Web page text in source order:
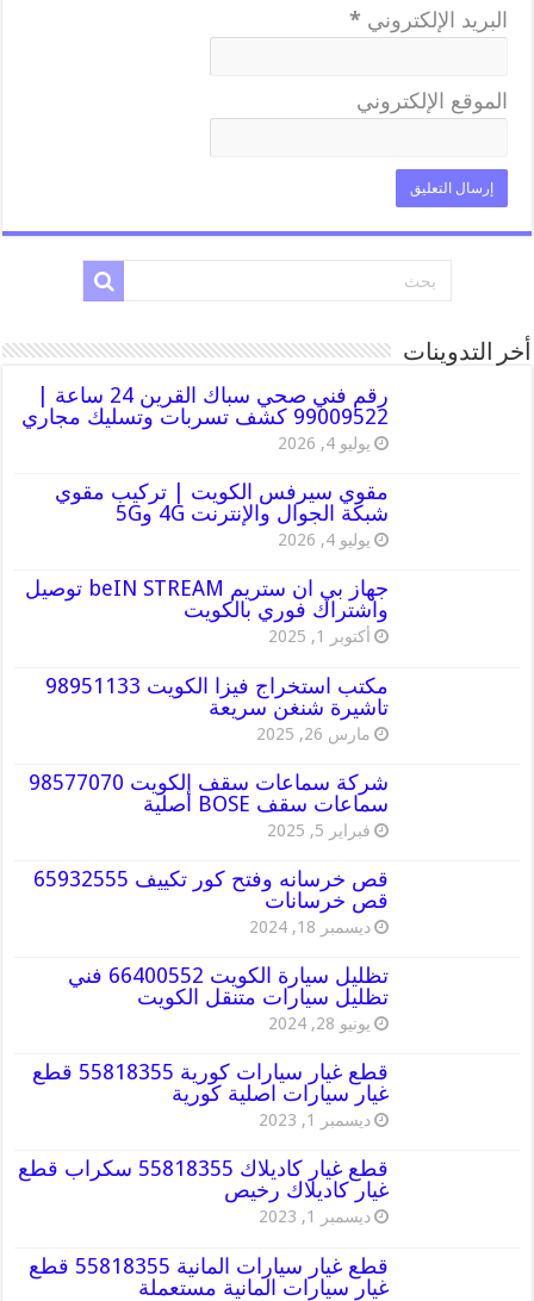
البريد الإلكتروني *
الموقع الإلكتروني
أخر التدوينات
رقم فني صحي سباك القرين 24 ساعة |
99009522 كشف تسربات وتسليك مجاري
يوليو 4, 2026
مقوي سيرفس الكويت | تركيب مقوي
شبكة الجوال والإنترنت 4G و5G
يوليو 4, 2026
جهاز بي ان ستريم beIN STREAM توصيل
واشتراك فوري بالكويت
أكتوبر 1, 2025
مكتب استخراج فيزا الكويت 98951133
تاشيرة شنغن سريعة
مارس 26, 2025
شركة سماعات سقف الكويت 98577070
سماعات سقف BOSE أصلية
فبراير 5, 2025
قص خرسانه وفتح كور تكييف 65932555
قص خرسانات
ديسمبر 18, 2024
تظليل سيارة الكويت 66400552 فني
تظليل سيارات متنقل الكويت
يونيو 28, 2024
قطع غيار سيارات كورية 55818355 قطع
غيار سيارات اصلية كورية
ديسمبر 1, 2023
قطع غيار كاديلاك 55818355 سكراب قطع
غيار كاديلاك رخيص
ديسمبر 1, 2023
قطع غيار سيارات المانية 55818355 قطع
غيار سيارات المانية مستعملة